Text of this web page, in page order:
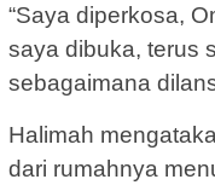
“Saya diperkosa,
saya dibuka, terus
sebagaimana
Halimah
dari rumahnya